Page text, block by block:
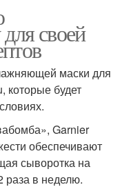
своей
маски для
которые будет
Garnier
обеспечивают
сыворотка на
раза в неделю.